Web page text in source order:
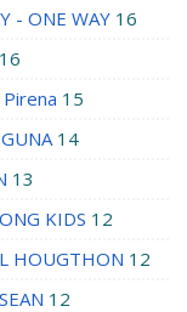
- ONE WAY 16
16
15
14
13
KIDS 12
HOUGTHON 12
12